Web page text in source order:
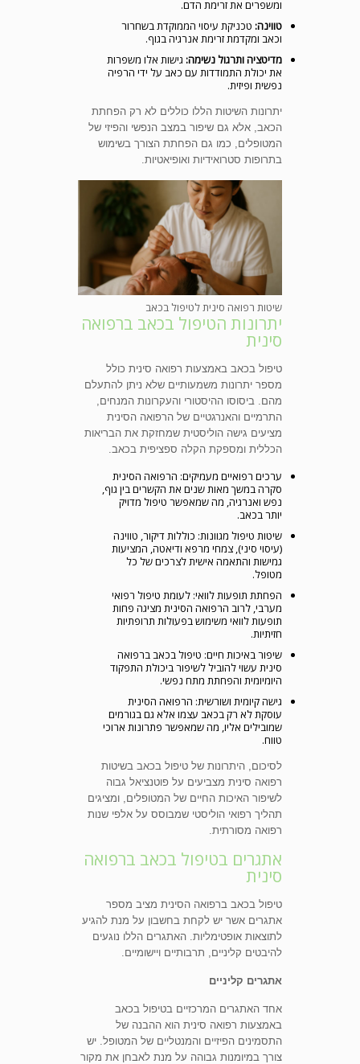
ומשפרים את זרימת הדם.
טווינה:טכניקת עיסוי הממוקדת בשחרור
וכאב ומקדמת זרימת אנרגיה בגוף.
מדיטציה ותרגול נשימה:גישות אלו משפרות
את יכולת התמודדות עם כאב על ידי הרפיה
נפשית ופיזית.
יתרונות השיטות הללו כוללים לא רק הפחתת
הכאב, אלא גם שיפור במצב הנפשי והפיזי של
המטופלים, כמו גם הפחתת הצורך בשימוש
בתרופות סטרואידיות ואופיאטיות.
שיטות רפואה סינית לטיפול בכאב
יתרונות הטיפול בכאב ברפואה
סינית
טיפול בכאב באמצעות רפואה סינית כולל
מספר יתרונות משמעותיים שלא ניתן להתעלם
מהם. ביסוסו ההיסטורי והעקרונות המנחים,
התרמיים והאנרגטיים של הרפואה הסינית
מציעים גישה הוליסטית שמחזקת את הבריאות
הכללית ומספקת הקלה ספציפית בכאב.
ערכים רפואיים מעמיקים: הרפואה הסינית
סקרה במשך מאות שנים את הקשרים בין גוף,
נפש ואנרגיה, מה שמאפשר טיפול מדויק
יותר בכאב.
שיטות טיפול מגוונות: כוללות דיקור, טווינה
(עיסוי סיני), צמחי מרפא ודיאטה, המציעות
גמישות והתאמה אישית לצרכים של כל
מטופל.
הפחתת תופעות לוואי: לעומת טיפול רפואי
מערבי, לרוב הרפואה הסינית מציגה פחות
תופעות לוואי משימוש בפעולות תרופתיות
חזיתיות.
שיפור באיכות חיים: טיפול בכאב ברפואה
סינית עשוי להוביל לשיפור ביכולת התפקוד
היומיומית והפחתת מתח נפשי.
גישה קיומית ושורשית: הרפואה הסינית
עוסקת לא רק בכאב עצמו אלא גם בגורמים
שמובילים אליו, מה שמאפשר פתרונות ארוכי
טווח.
לסיכום, היתרונות של טיפול בכאב בשיטות
רפואה סינית מצביעים על פוטנציאל גבוה
לשיפור האיכות החיים של המטופלים, ומציגים
תהליך רפואי הוליסטי שמבוסס על אלפי שנות
רפואה מסורתית.
אתגרים בטיפול בכאב ברפואה
סינית
טיפול בכאב ברפואה הסינית מציב מספר
אתגרים אשר יש לקחת בחשבון על מנת להגיע
לתוצאות אופטימליות. האתגרים הללו נוגעים
להיבטים קליניים, תרבותיים ויישומיים.
אתגרים קליניים
אחד האתגרים המרכזיים בטיפול בכאב
באמצעות רפואה סינית הוא ההבנה של
התסמינים הפיזיים והמנטליים של המטופל. יש
צורך במיומנות גבוהה על מנת לאבחן את מקור